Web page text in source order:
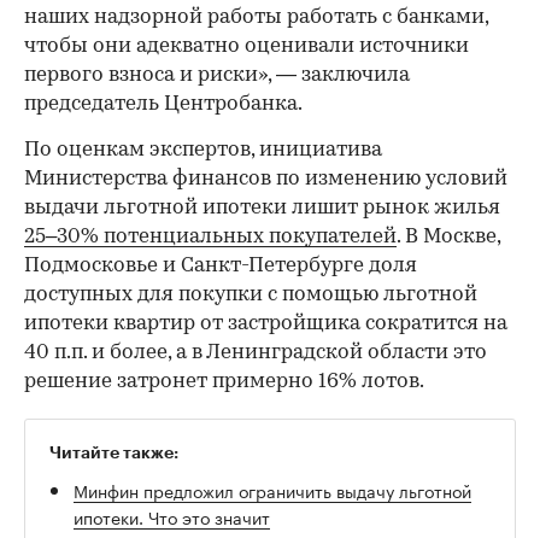
наших надзорной работы работать с банками,
чтобы они адекватно оценивали источники
первого взноса и риски», — заключила
председатель Центробанка.
По оценкам экспертов, инициатива
Министерства финансов по изменению условий
выдачи льготной ипотеки лишит рынок жилья
25–30% потенциальных покупателей. В Москве,
Подмосковье и Санкт-Петербурге доля
доступных для покупки с помощью льготной
ипотеки квартир от застройщика сократится на
40 п.п. и более, а в Ленинградской области это
решение затронет примерно 16% лотов.
Читайте также:
Минфин предложил ограничить выдачу льготной
ипотеки. Что это значит